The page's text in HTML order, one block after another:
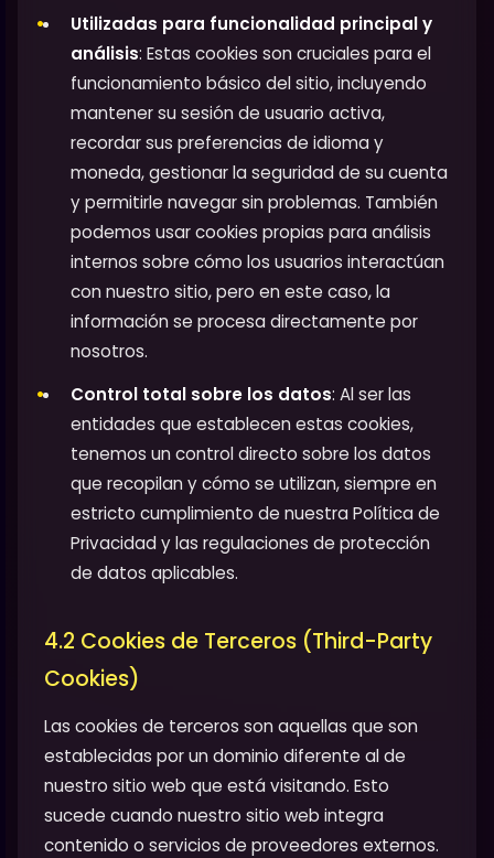
Utilizadas para funcionalidad principal y
análisis: Estas cookies son cruciales para el
funcionamiento básico del sitio, incluyendo
mantener su sesión de usuario activa,
recordar sus preferencias de idioma y
moneda, gestionar la seguridad de su cuenta
y permitirle navegar sin problemas. También
podemos usar cookies propias para análisis
internos sobre cómo los usuarios interactúan
con nuestro sitio, pero en este caso, la
información se procesa directamente por
nosotros.
Control total sobre los datos: Al ser las
entidades que establecen estas cookies,
tenemos un control directo sobre los datos
que recopilan y cómo se utilizan, siempre en
estricto cumplimiento de nuestra Política de
Privacidad y las regulaciones de protección
de datos aplicables.
4.2 Cookies de Terceros (Third-Party
Cookies)
Las cookies de terceros son aquellas que son
establecidas por un dominio diferente al de
nuestro sitio web que está visitando. Esto
sucede cuando nuestro sitio web integra
contenido o servicios de proveedores externos.